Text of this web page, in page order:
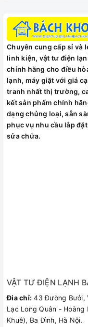
phẩm khi đun nấu, kết
làm bằng nhựa cứng,
Nồi lẩu đáy từ Elmich
lựa chọn hoàn hảo cho
trắng sứ cao cấp, hạn
vệ sinh, đồng thời chất
nên tuyệt đối an toàn
nữa, nồi được thiết kế
thực phẩm khi đun nấu,
sản phẩm.
Chuyên cung cấp sỉ và
linh kiện, vật tư điện
chính hãng cho điều
lạnh, máy giặt với giá
tranh nhất thị trường,
kết sản phẩm chính
dạng chủng loại, sẵn
phục vụ nhu cầu lắp
sửa chữa.
VẬT TƯ ĐIỆN LẠNH
Đia chỉ: 43 Đường Bưởi,
Lạc Long Quân - Hoàng
Khuê), Ba Đình, Hà Nội.